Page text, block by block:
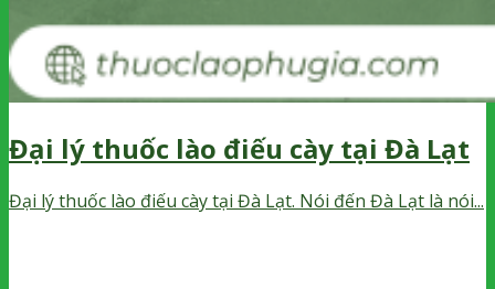
Đại lý thuốc lào điếu cày tại Đà Lạt
Đại lý thuốc lào điếu cày tại Đà Lạt. Nói đến Đà Lạt là nói...